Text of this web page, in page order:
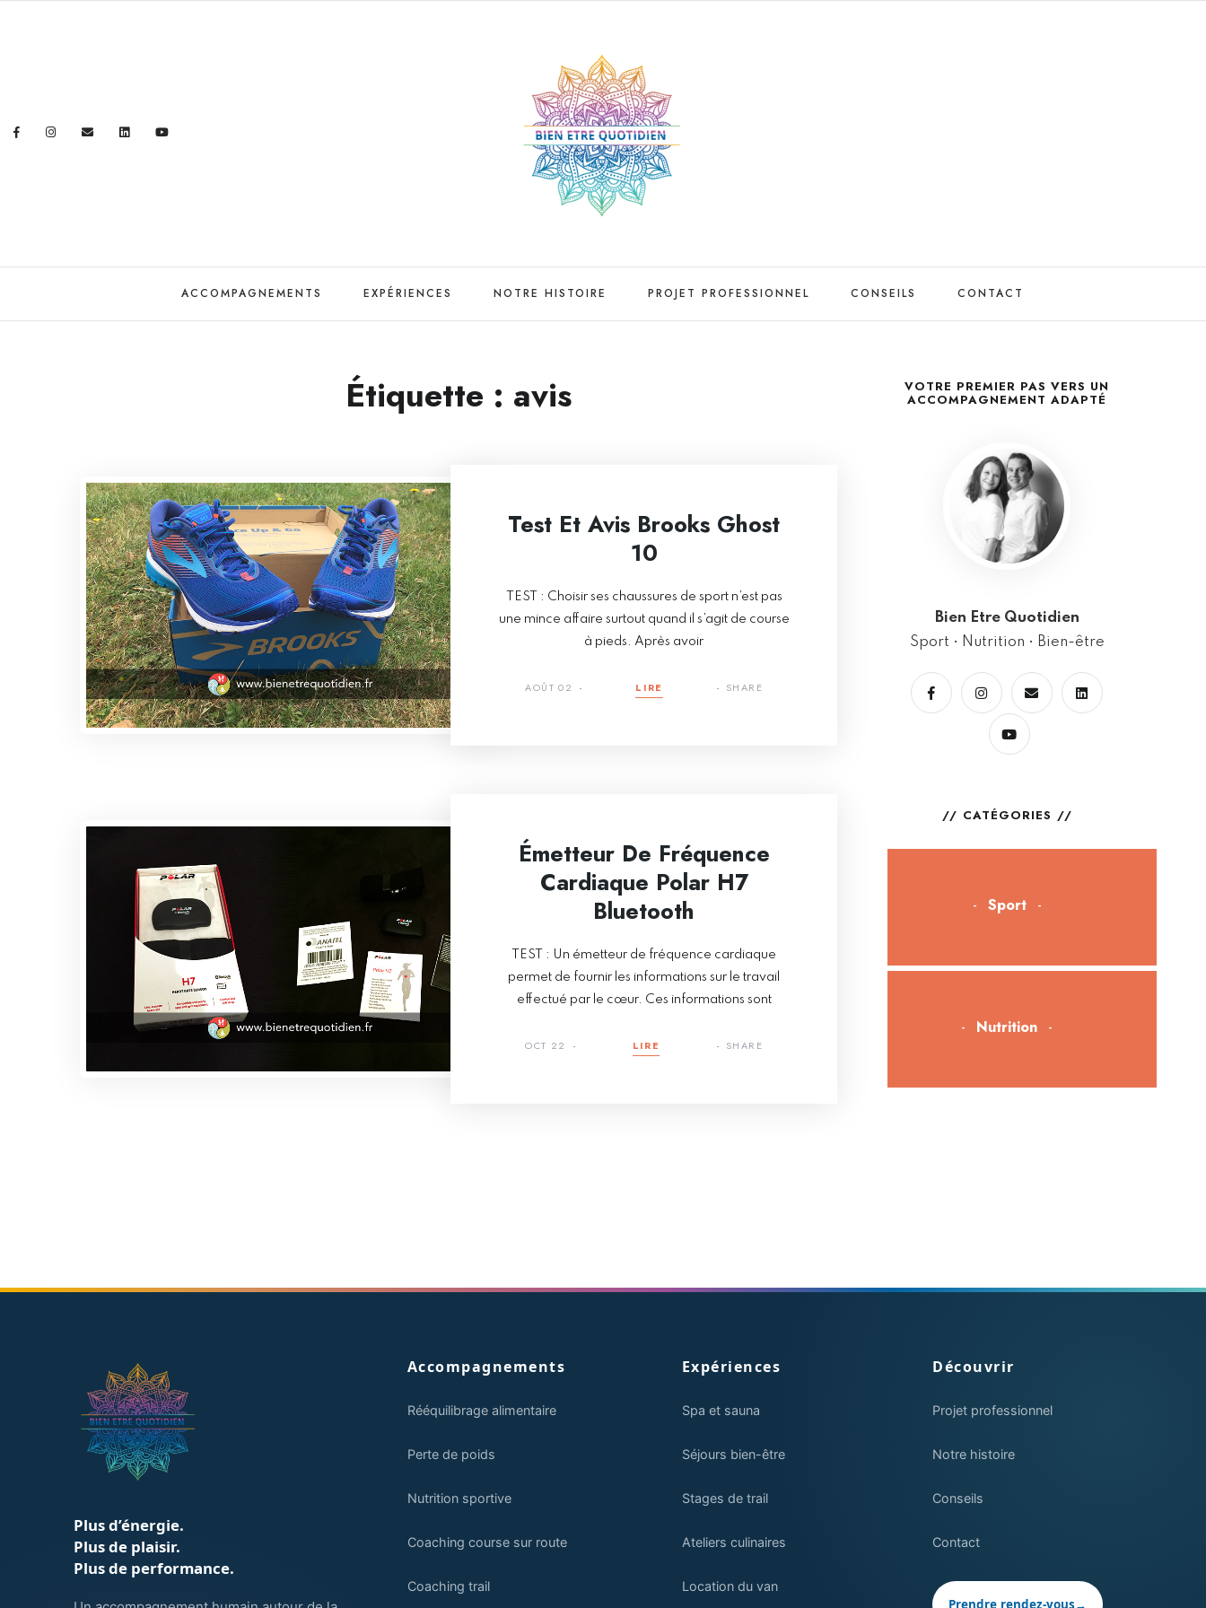
ACCOMPAGNEMENTS EXPÉRIENCES NOTRE HISTOIRE PROJET PROFESSIONNEL CONSEILS CONTACT
Étiquette : avis
Test Et Avis Brooks Ghost
10
TEST : Choisir ses chaussures de sport n’est pas
une mince affaire surtout quand il s’agit de course
à pieds. Après avoir
AOÛT 02 LIRE SHARE
Émetteur De Fréquence
Cardiaque Polar H7
Bluetooth
TEST : Un émetteur de fréquence cardiaque
permet de fournir les informations sur le travail
effectué par le cœur. Ces informations sont
OCT 22 LIRE SHARE
VOTRE PREMIER PAS VERS UN
ACCOMPAGNEMENT ADAPTÉ
Bien Etre Quotidien
Sport • Nutrition • Bien-être
CATÉGORIES
Sport
Nutrition
Plus d’énergie.
Plus de plaisir.
Plus de performance.
Accompagnements
Rééquilibrage alimentaire
Perte de poids
Nutrition sportive
Coaching course sur route
Coaching trail
Expériences
Spa et sauna
Séjours bien-être
Stages de trail
Ateliers culinaires
Location du van
Découvrir
Projet professionnel
Notre histoire
Conseils
Contact
Prendre rendez-vous→